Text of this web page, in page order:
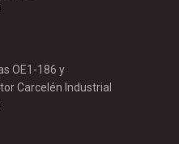
OE1-186 y
Carcelén Industrial